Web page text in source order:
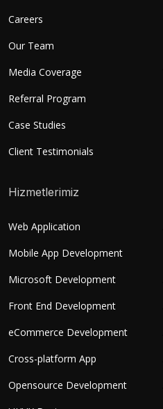
Careers
Our Team
Media Coverage
Referral Program
Case Studies
Client Testimonials
Hizmetlerimiz
Web Application
Mobile App Development
Microsoft Development
Front End Development
eCommerce Development
Cross-platform App
Opensource Development